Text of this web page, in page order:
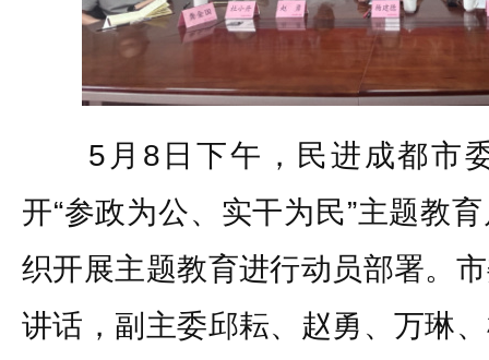
5月8日下午，民进成都市委
开“参政为公、实干为民”主题教
织开展主题教育进行动员部署。
讲话，副主委邱耘、赵勇、万琳